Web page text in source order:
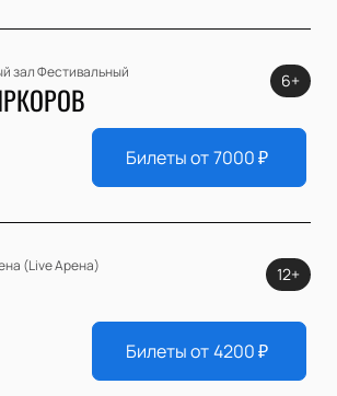
зал Фестивальный 6+
Билеты от7000₽
(Live Арена) 12+
Билеты от4200₽